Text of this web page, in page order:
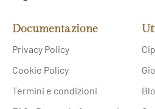
Documentazione
Privacy Policy
Cookie Policy
Termini e condizioni